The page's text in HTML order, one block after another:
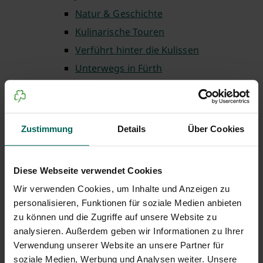
Zustimmung Details Über Cookies
Diese Webseite verwendet Cookies
Wir verwenden Cookies, um Inhalte und Anzeigen zu
personalisieren, Funktionen für soziale Medien anbieten
zu können und die Zugriffe auf unsere Website zu
analysieren. Außerdem geben wir Informationen zu Ihrer
Verwendung unserer Website an unsere Partner für
soziale Medien, Werbung und Analysen weiter. Unsere
Natur & Geschichte
Kulinarische Touren
Verführt hinter die Kulissen
Unterwegs in Fürth
Fürth für Familien
Weltgästeführertag
Lauschtour Fürth
Wo ist Gustav
Weitere buchbare Führungen
Gruppenbuchung